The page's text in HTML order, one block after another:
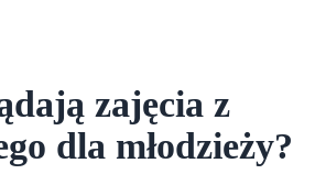
zajęcia z
dla młodzieży?